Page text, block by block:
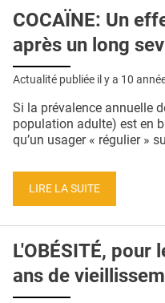
COCAÏNE: Un
après un long
Actualité publiée il y a 10
Si la prévalence annuelle
population adulte) est en
qu’un usager « régulier »
LIRE LA SUITE
L'OBÉSITÉ, pour
ans de